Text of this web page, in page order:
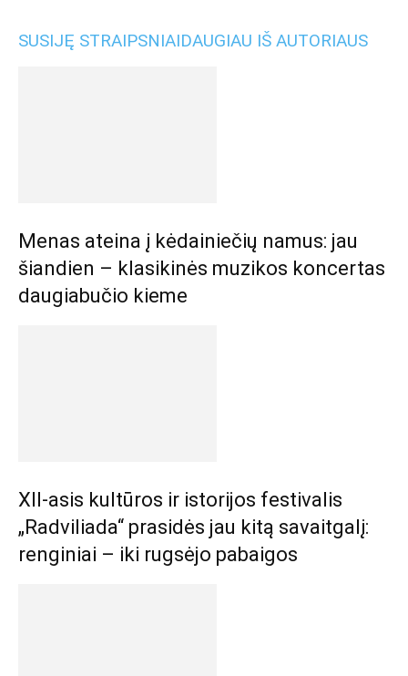
SUSIJĘ STRAIPSNIAIDAUGIAU IŠ AUTORIAUS
Menas ateina į kėdainiečių namus: jau
šiandien – klasikinės muzikos koncertas
daugiabučio kieme
XII-asis kultūros ir istorijos festivalis
„Radviliada“ prasidės jau kitą savaitgalį:
renginiai – iki rugsėjo pabaigos